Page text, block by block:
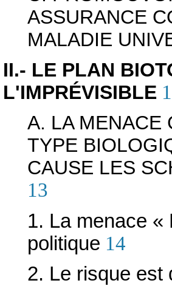
ASSURANCE
MALADIE
II.- LE PLAN
L'IMPRÉVISIBLE
A. LA MENACE
TYPE
CAUSE LES
13
1. La menace «
politique 14
2. Le risque est